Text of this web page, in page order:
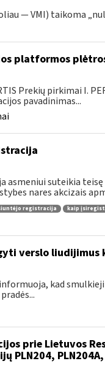
— VMI) taikoma
platformos
Prekių pirkimai I.
pavadinimas...
suteikia
nares akcizais
registracija
kaip
verslo liudijimus
kad
prie Lietuvos
PLN204,